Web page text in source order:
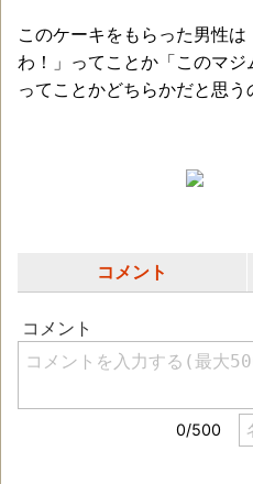
このケーキをもらった男性
わ！」ってことか「このマジ
ってことかどちらかだと思う
コメント